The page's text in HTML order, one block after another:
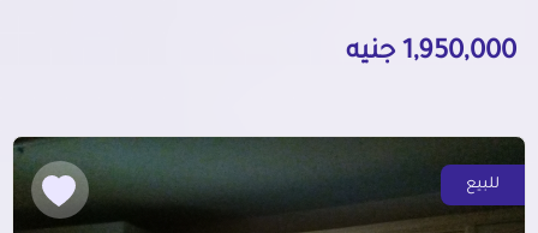
1,950,000 جنيه
للبيع